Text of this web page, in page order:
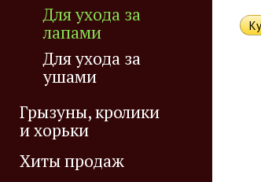
Для ухода за
лапами
Для ухода за
ушами
Грызуны, кролики
и хорьки
Хиты продаж